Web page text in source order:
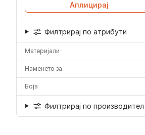
Аплицирај
Филтрирај по атрибути
Материјали
Наменето за
Боја
Филтрирај по производител